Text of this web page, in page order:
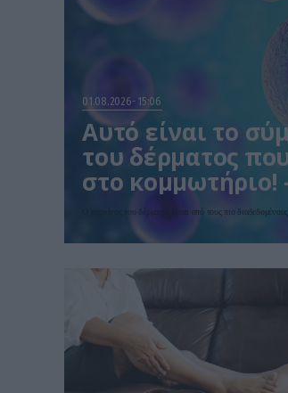
01.08.2026 15:06
Αυτό είναι το
του δέρματος
στο κομμωτήριο!
Ο καρκίνος του δέρματος είναι από τους πιο